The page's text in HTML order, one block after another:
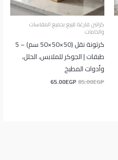
كراتين فارغة للبيع بجميع المقاسات
والخامات
كرتونة نقل (50×50×50 سم) – 5
طبقات | الجوكر للملابس، الحلل،
وأدوات المطبخ
85.00EGP
65.00EGP